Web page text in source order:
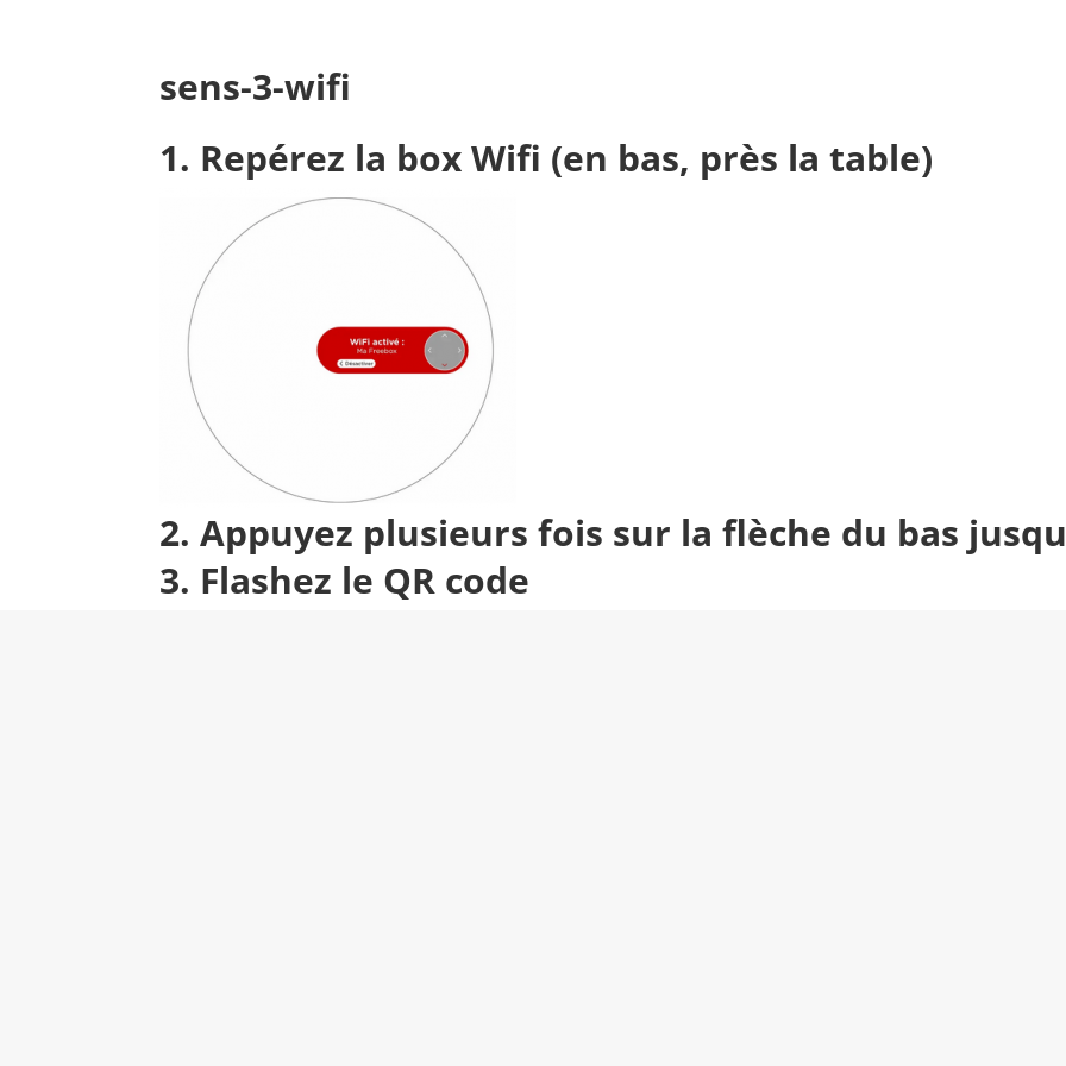
sens-3-wifi
1. Repérez la box Wifi (en bas, près la table)
2. Appuyez plusieurs fois sur la flèche du bas
3. Flashez le QR code